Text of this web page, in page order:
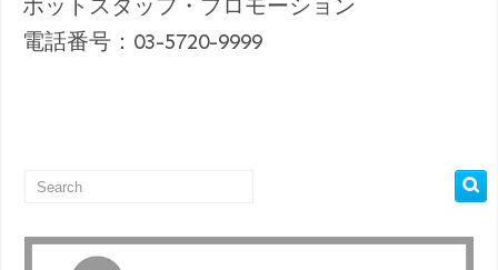
ホットスタッフ・プロモーション
電話番号：03-5720-9999